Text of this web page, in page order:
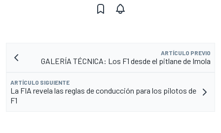
ARTÍCULO PREVIO
GALERÍA TÉCNICA: Los F1 desde el pitlane de Imola
ARTÍCULO SIGUIENTE
La FIA revela las reglas de conducción para los pilotos de
F1